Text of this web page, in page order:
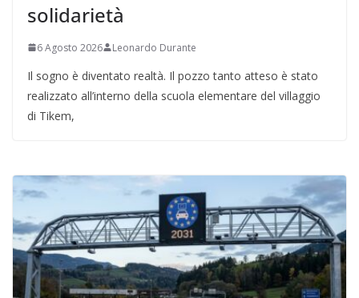
solidarietà
6 Agosto 2026 Leonardo Durante
Il sogno è diventato realtà. Il pozzo tanto atteso è stato
realizzato all’interno della scuola elementare del villaggio
di Tikem,